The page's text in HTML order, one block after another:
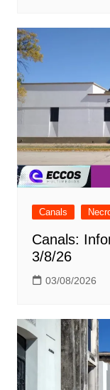
Canals
Canals:
3/8/26
03/08/2026